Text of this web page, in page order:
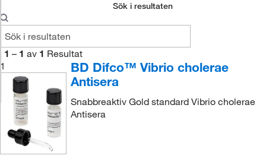
Sök i resultaten
1 – 1 av 1 Resultat
1
BD Difco™ Vibrio cholerae
Antisera
Snabbreaktiv Gold standard Vibrio cholerae
Antisera